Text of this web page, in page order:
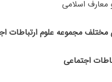
مجموعه علوم ارتباطات